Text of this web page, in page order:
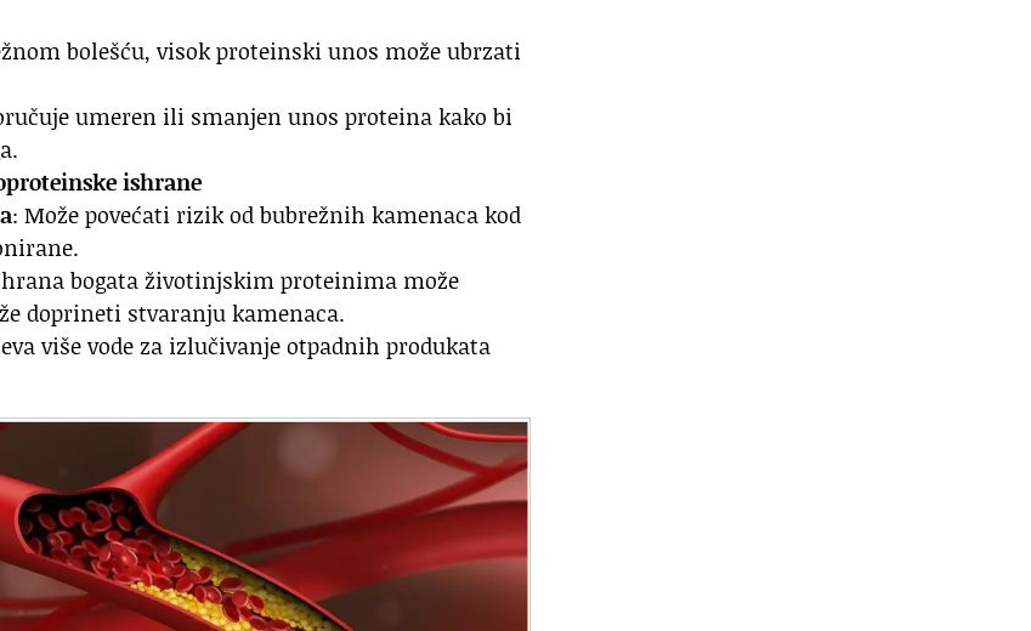
bolešću, visok proteinski unos može ubrzati
umeren ili smanjen unos proteina kako bi
ishrane
: Može povećati rizik od bubrežnih kamenaca kod
bogata životinjskim proteinima može
doprineti stvaranju kamenaca.
više vode za izlučivanje otpadnih produkata